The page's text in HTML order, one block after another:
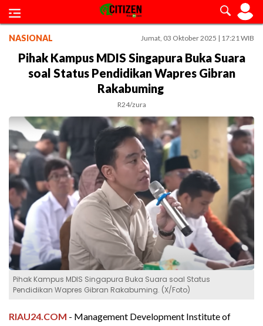
NASIONAL Jumat, 03 Oktober 2025 | 17:21 WIB
Pihak Kampus MDIS Singapura Buka Suara
soal Status Pendidikan Wapres Gibran
Rakabuming
R24/zura
Pihak Kampus MDIS Singapura Buka Suara soal Status
Pendidikan Wapres Gibran Rakabuming. (X/Foto)
RIAU24.COM - Management Development Institute of